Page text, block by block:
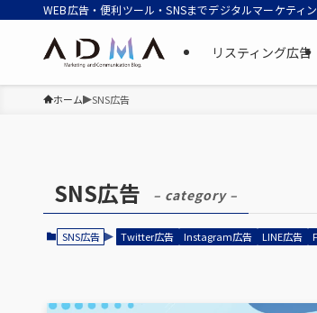
WEB広告・便利ツール・SNSまでデジタルマーケティ
リスティング広告
ホーム SNS広告
SNS広告 – category –
SNS広告 Twitter広告 Instagram広告 LINE広告